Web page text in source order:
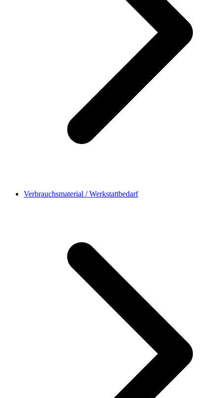
Verbrauchsmaterial / Werkstattbedarf